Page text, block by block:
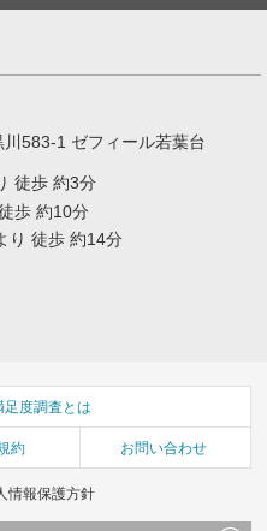
583-1 ゼフィール若葉台
徒歩 約3分
歩 約10分
り 徒歩 約14分
足度調査とは
約 お問い合わせ
情報保護方針